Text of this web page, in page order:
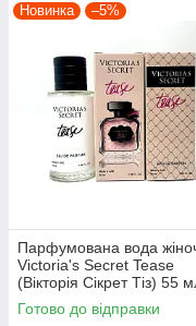
Новинка –5%
Парфумована вода
Victoria's Secret Tease
(Вікторія Сікрет Тіз) 55
Готово до відправки